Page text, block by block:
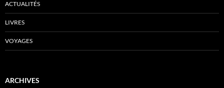
ACTUALITÉS
LIVRES
VOYAGES
ARCHIVES